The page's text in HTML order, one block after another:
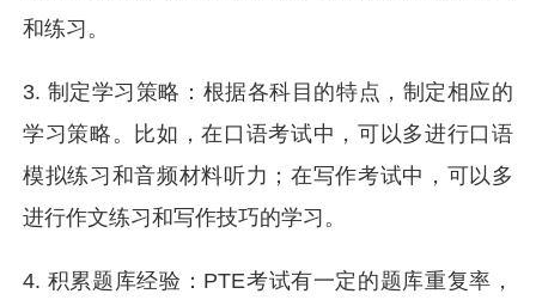
和练习。
3. 制定学习策略：根据各科目的特点，制定相应的
学习策略。比如，在口语考试中，可以多进行口语
模拟练习和音频材料听力；在写作考试中，可以多
进行作文练习和写作技巧的学习。
4. 积累题库经验：PTE考试有一定的题库重复率，